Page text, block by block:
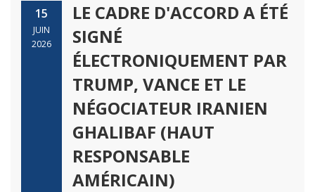
15
JUIN
2026
LE CADRE D'ACCORD A ÉTÉ
SIGNÉ
ÉLECTRONIQUEMENT PAR
TRUMP, VANCE ET LE
NÉGOCIATEUR IRANIEN
GHALIBAF (HAUT
RESPONSABLE
AMÉRICAIN)